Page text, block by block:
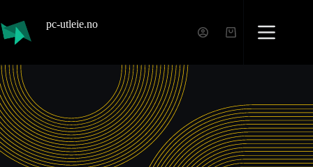
pc-utleie.no